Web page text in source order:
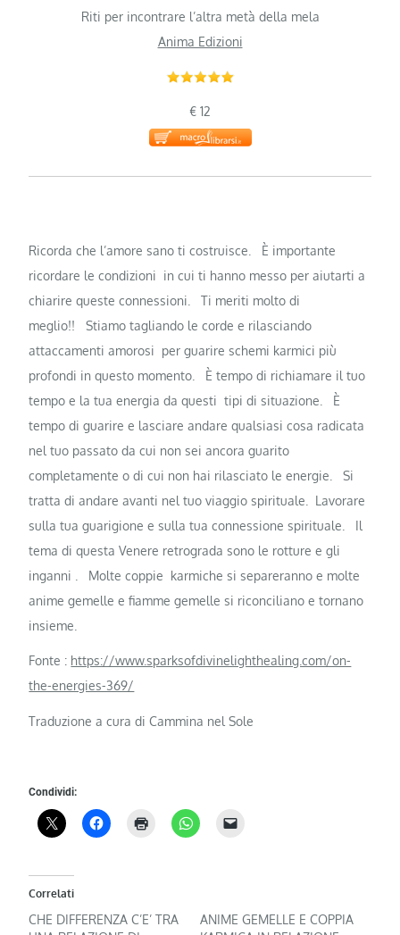
Riti per incontrare l’altra metà della mela
Anima Edizioni
€ 12
Ricorda che l’amore sano ti costruisce.
È importante
ricordare le condizioni in cui ti hanno messo per aiutarti a
chiarire queste connessioni.
Ti meriti molto di
meglio!!
Stiamo tagliando le corde e rilasciando
attaccamenti amorosi per guarire schemi karmici più
profondi in questo momento.
È tempo di richiamare il tuo
tempo e la tua energia da questi tipi di situazione.
È
tempo di guarire e lasciare andare qualsiasi cosa radicata
nel tuo passato da cui non sei ancora guarito
completamente o di cui non hai rilasciato le energie.
Si
tratta di andare avanti nel tuo viaggio spirituale.
Lavorare
sulla tua guarigione e sulla tua connessione spirituale.
Il
tema di questa Venere retrograda sono le rotture e gli
inganni .
Molte coppie karmiche si separeranno e molte
anime gemelle e fiamme gemelle si riconciliano e tornano
insieme.
Fonte : https://www.sparksofdivinelighthealing.com/on-
the-energies-369/
Traduzione a cura di Cammina nel Sole
Condividi:
Correlati
CHE DIFFERENZA C’E’ TRA
ANIME GEMELLE E COPPIA